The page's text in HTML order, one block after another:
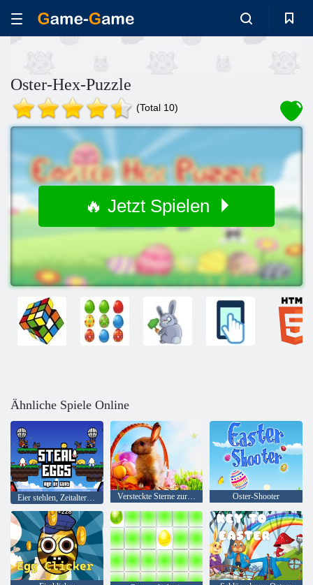
Oster-Hex-Puzzle
(Total 10)
🔥 Jetzt Spielen
Ähnliche Spiele Online
Eier stehlen, Zeitalter der Waffen Versteckte Sterne zur Osterzeit Oster-Shooter